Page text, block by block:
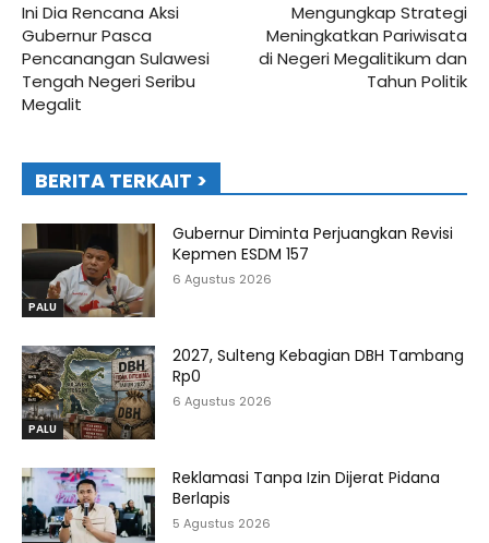
Ini Dia Rencana Aksi
Gubernur Pasca
Pencanangan Sulawesi
Tengah Negeri Seribu
Megalit
Mengungkap Strategi
Meningkatkan Pariwisata
di Negeri Megalitikum dan
Tahun Politik
BERITA TERKAIT >
PALU
Gubernur Diminta Perjuangkan Revisi
Kepmen ESDM 157
6 Agustus 2026
PALU
2027, Sulteng Kebagian DBH Tambang
Rp0
6 Agustus 2026
Reklamasi Tanpa Izin Dijerat Pidana
Berlapis
5 Agustus 2026